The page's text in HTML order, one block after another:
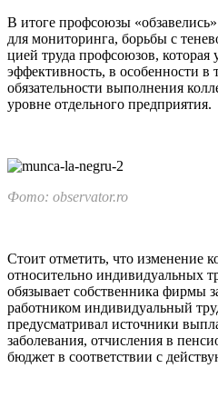
В итоге профсоюзы
для мониторинга, борьбы с
цией труда профсоюзов, которая
эффек­тивность, в особенности в
обязательности вы­полнения
уровне отдельного предприятия.
Фото: observator.ro
Стоит отметить, что измене­ние
относительно индивидуальных
обязывает собственника фирмы
работником индиви­дуальный
предусматривал ис­точники
заболевания, отчисления в
бюджет в соответствии с